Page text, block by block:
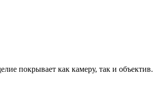
покрывает как камеру, так и объектив.